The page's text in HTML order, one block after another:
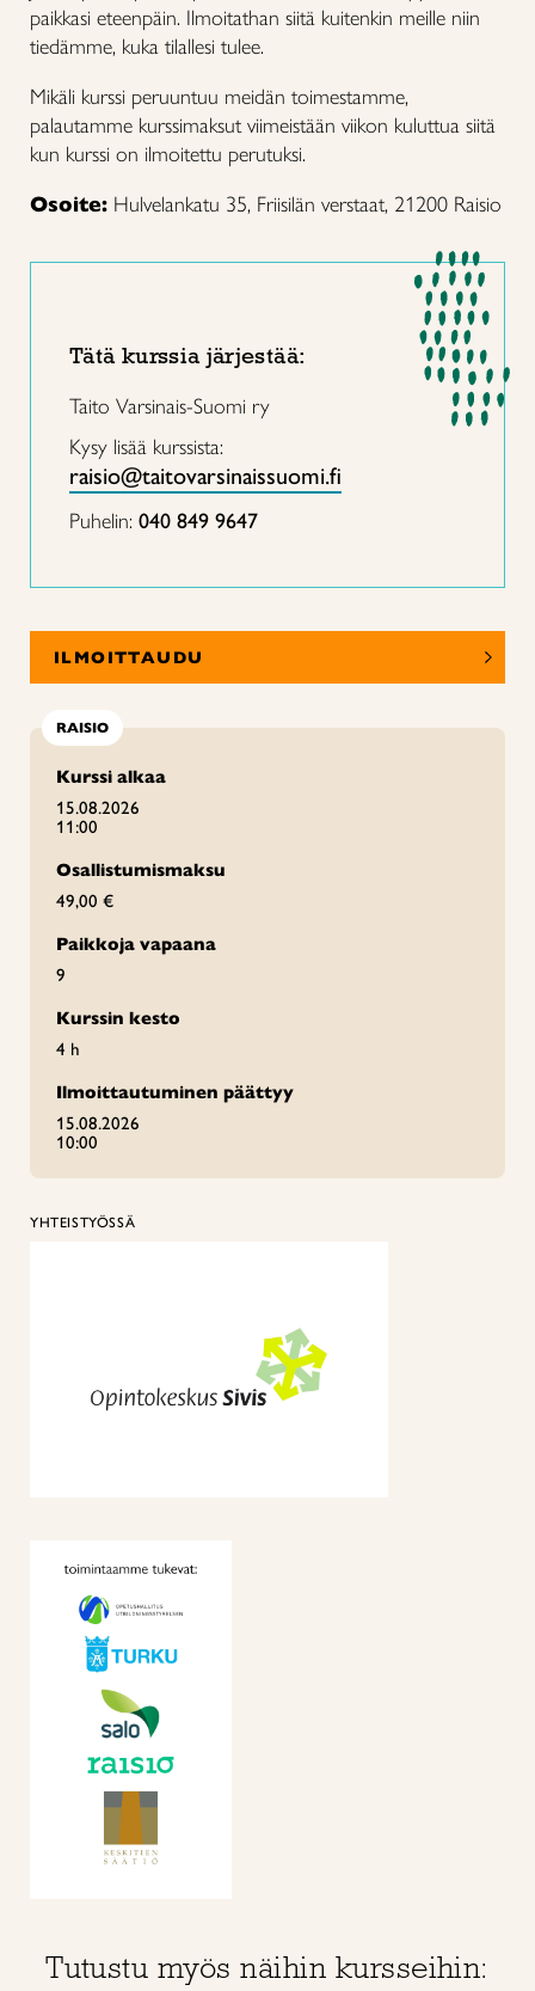
paikkasi eteenpäin. Ilmoitathan siitä kuitenkin meille niin
tiedämme, kuka tilallesi tulee.
Mikäli kurssi peruuntuu meidän toimestamme,
palautamme kurssimaksut viimeistään viikon kuluttua siitä
kun kurssi on ilmoitettu perutuksi.
Osoite: Hulvelankatu 35, Friisilän verstaat, 21200 Raisio
Tätä kurssia järjestää:
Taito Varsinais-Suomi ry
Kysy lisää kurssista:
raisio@taitovarsinaissuomi.fi
Puhelin: 040 849 9647
ILMOITTAUDU
RAISIO
Kurssi alkaa
15.08.2026
11:00
Osallistumismaksu
49,00 €
Paikkoja vapaana
9
Kurssin kesto
4 h
Ilmoittautuminen päättyy
15.08.2026
10:00
YHTEISTYÖSSÄ
Tutustu myös näihin kursseihin: